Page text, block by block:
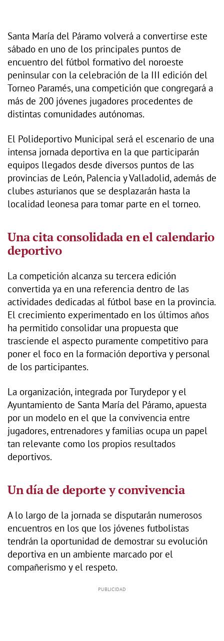
Santa María del Páramo volverá a convertirse este
sábado en uno de los principales puntos de
encuentro del fútbol formativo del noroeste
peninsular con la celebración de la III edición del
Torneo Paramés, una competición que congregará a
más de 200 jóvenes jugadores procedentes de
distintas comunidades autónomas.
El Polideportivo Municipal será el escenario de una
intensa jornada deportiva en la que participarán
equipos llegados desde diversos puntos de las
provincias de León, Palencia y Valladolid, además de
clubes asturianos que se desplazarán hasta la
localidad leonesa para tomar parte en el torneo.
Una cita consolidada en el calendario
deportivo
La competición alcanza su tercera edición
convertida ya en una referencia dentro de las
actividades dedicadas al fútbol base en la provincia.
El crecimiento experimentado en los últimos años
ha permitido consolidar una propuesta que
trasciende el aspecto puramente competitivo para
poner el foco en la formación deportiva y personal
de los participantes.
La organización, integrada por Turydepor y el
Ayuntamiento de Santa María del Páramo, apuesta
por un modelo en el que la convivencia entre
jugadores, entrenadores y familias ocupa un papel
tan relevante como los propios resultados
deportivos.
Un día de deporte y convivencia
A lo largo de la jornada se disputarán numerosos
encuentros en los que los jóvenes futbolistas
tendrán la oportunidad de demostrar su evolución
deportiva en un ambiente marcado por el
compañerismo y el respeto.